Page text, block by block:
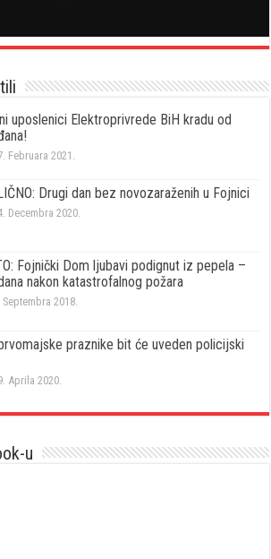
uposlenici Elektroprivrede BiH kradu od
Februara 2021.
Drugi dan bez novozaraženih u Fojnici
Decembra 2020.
Fojnički Dom ljubavi podignut iz pepela –
nakon katastrofalnog požara
Septembra 2018.
praznike bit će uveden policijski
Aprila 2020.
u